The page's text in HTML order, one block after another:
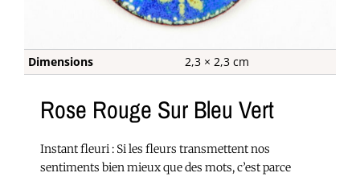
Dimensions 2,3 × 2,3 cm
Rose Rouge Sur Bleu Vert
Instant fleuri : Si les fleurs transmettent nos
sentiments bien mieux que des mots, c’est parce